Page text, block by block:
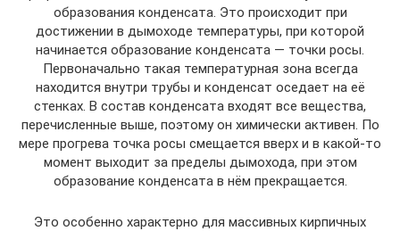
образования конденсата. Это происходит при
достижении в дымоходе температуры, при которой
начинается образование конденсата — точки росы.
Первоначально такая температурная зона всегда
находится внутри трубы и конденсат оседает на её
стенках. В состав конденсата входят все вещества,
перечисленные выше, поэтому он химически активен. По
мере прогрева точка росы смещается вверх и в какой-то
момент выходит за пределы дымохода, при этом
образование конденсата в нём прекращается.
Это особенно характерно для массивных кирпичных